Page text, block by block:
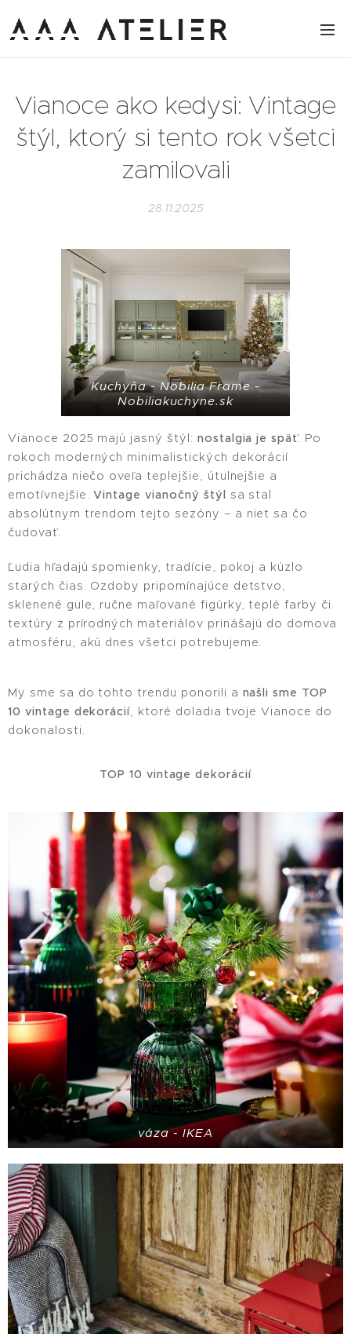
Vianoce ako kedysi: Vintage
štýl, ktorý si tento rok všetci
zamilovali
28.11.2025
Kuchyňa - Nobilia Frame -
Nobiliakuchyne.sk
Vianoce 2025 majú jasný štýl: nostalgia je späť. Po
rokoch moderných minimalistických dekorácií
prichádza niečo oveľa teplejšie, útulnejšie a
emotívnejšie.Vintage vianočný štýl sa stal
absolútnym trendom tejto sezóny – a niet sa čo
čudovať.
Ľudia hľadajú spomienky, tradície, pokoj a kúzlo
starých čias. Ozdoby pripomínajúce detstvo,
sklenené gule, ručne maľované figúrky, teplé farby či
textúry z prírodných materiálov prinášajú do domova
atmosféru, akú dnes všetci potrebujeme.
My sme sa do tohto trendu ponorili a našli sme TOP
10 vintage dekorácií, ktoré doladia tvoje Vianoce do
dokonalosti.
TOP 10 vintage dekorácií
váza - IKEA